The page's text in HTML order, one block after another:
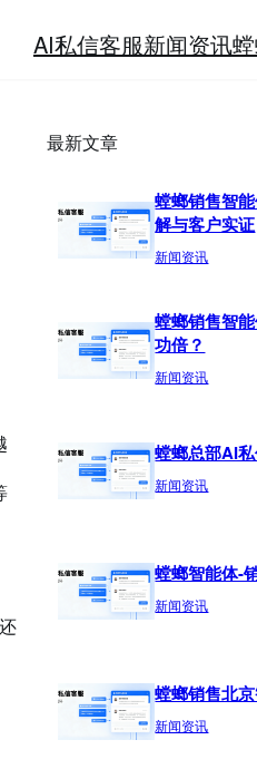
AI私信客服新闻资讯
最新文章
螳螂销售智
解与客户实证
新闻资讯
螳螂销售智
功倍？
新闻资讯
螳螂总部AI
新闻资讯
螳螂智能体-
新闻资讯
螳螂销售北
新闻资讯